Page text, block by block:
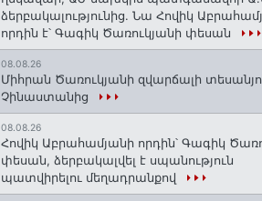
ձերբակալությունից. Նա Հովիկ
որդին է՝ Գագիկ Ծառուկյանի փեսան
08.08.26
Միհրան Ծառուկյանի զվարճալի
Չինաստանից
08.08.26
Հովիկ Աբրահամյանի որդին՝ Գագիկ
փեսան, ձերբակալվել է սպանություն
պատվիրելու մեղադրանքով